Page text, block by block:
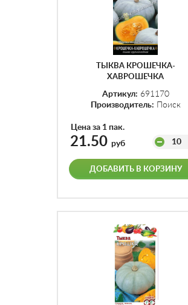
ТЫКВА КРОШЕЧКА-
ХАВРОШЕЧКА
10ШТ.
Артикул: 691170
Производитель: Поиск
Цена за 1 пак.
21.50 руб 10
ДОБАВИТЬ В КОРЗИНУ